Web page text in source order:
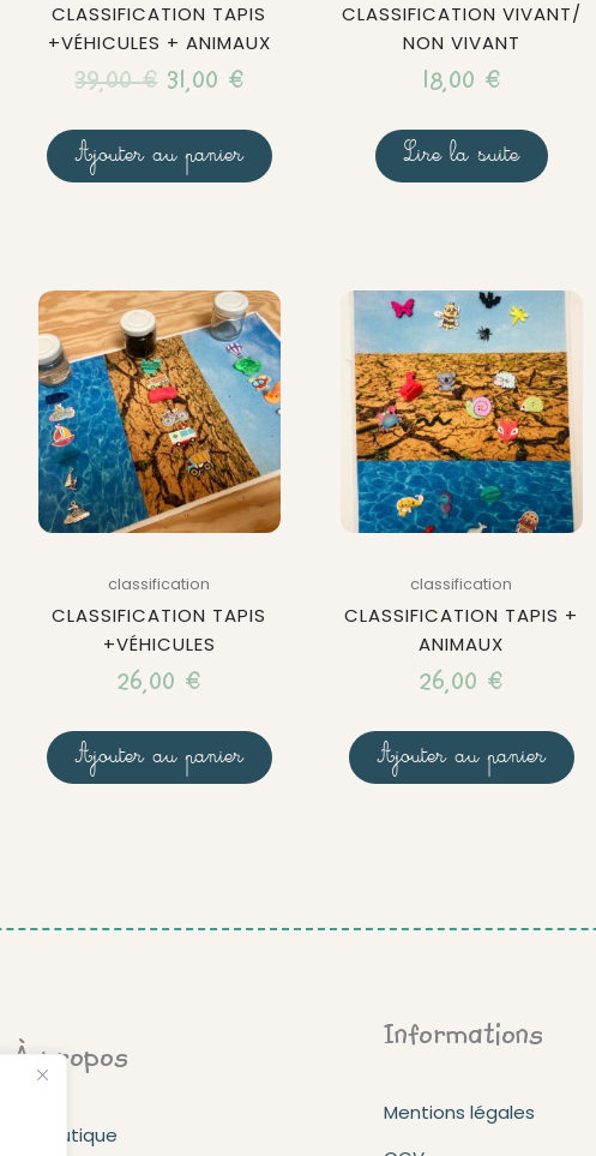
CLASSIFICATION TAPIS
+VÉHICULES + ANIMAUX
39,00€ 31,00 €
Ajouter au panier
CLASSIFICATION VIVANT/
NON VIVANT
18,00 €
Lire la suite
classification
CLASSIFICATION TAPIS
+VÉHICULES
26,00 €
Ajouter au panier
classification
CLASSIFICATION TAPIS +
ANIMAUX
26,00 €
Ajouter au panier
À propos
La boutique
Informations
Mentions légales